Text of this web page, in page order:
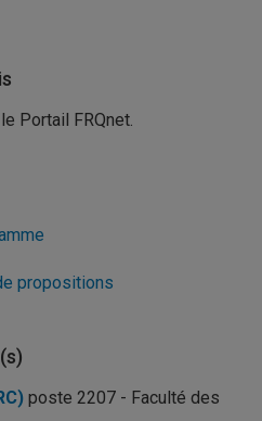
Portail FRQnet.
propositions
poste 2207 - Faculté des